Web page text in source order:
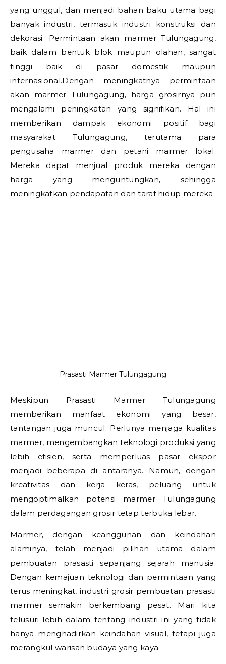
yang unggul, dan menjadi bahan baku utama bagi
banyak industri, termasuk industri konstruksi dan
dekorasi. Permintaan akan marmer Tulungagung,
baik dalam bentuk blok maupun olahan, sangat
tinggi baik di pasar domestik maupun
internasional.Dengan meningkatnya permintaan
akan marmer Tulungagung, harga grosirnya pun
mengalami peningkatan yang signifikan. Hal ini
memberikan dampak ekonomi positif bagi
masyarakat Tulungagung, terutama para
pengusaha marmer dan petani marmer lokal.
Mereka dapat menjual produk mereka dengan
harga yang menguntungkan, sehingga
meningkatkan pendapatan dan taraf hidup mereka.
Prasasti Marmer Tulungagung
Meskipun Prasasti Marmer Tulungagung
memberikan manfaat ekonomi yang besar,
tantangan juga muncul. Perlunya menjaga kualitas
marmer, mengembangkan teknologi produksi yang
lebih efisien, serta memperluas pasar ekspor
menjadi beberapa di antaranya. Namun, dengan
kreativitas dan kerja keras, peluang untuk
mengoptimalkan potensi marmer Tulungagung
dalam perdagangan grosir tetap terbuka lebar.
Marmer, dengan keanggunan dan keindahan
alaminya, telah menjadi pilihan utama dalam
pembuatan prasasti sepanjang sejarah manusia.
Dengan kemajuan teknologi dan permintaan yang
terus meningkat, industri grosir pembuatan prasasti
marmer semakin berkembang pesat. Mari kita
telusuri lebih dalam tentang industri ini yang tidak
hanya menghadirkan keindahan visual, tetapi juga
merangkul warisan budaya yang kaya